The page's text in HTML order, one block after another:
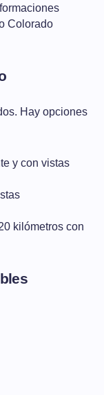
Colorado
Hay opciones
y con vistas
kilómetros con